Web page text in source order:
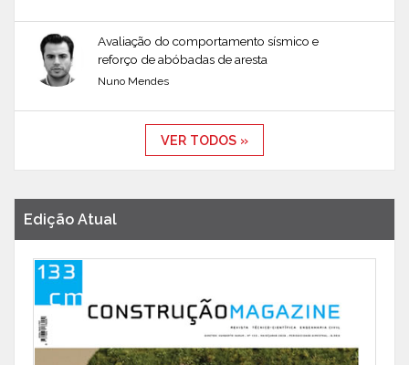
Avaliação do comportamento sísmico e
reforço de abóbadas de aresta
Nuno Mendes
VER TODOS »
Edição Atual